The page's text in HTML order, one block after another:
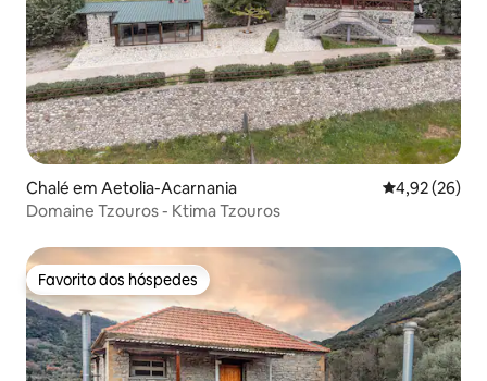
Chalé em Aetolia-Acarnania Classificação
4,92 (26)
Domaine Tzouros - Ktima Tzouros
Favorito dos hóspedes
Favorito dos hóspedes